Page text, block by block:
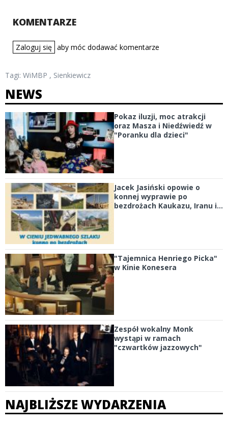
KOMENTARZE
Zaloguj się aby móc dodawać komentarze
Tagi: WiMBP , Sienkiewicz
NEWS
Pokaz iluzji, moc atrakcji
oraz Masza i Niedźwiedź w
"Poranku dla dzieci"
Jacek Jasiński opowie o
konnej wyprawie po
bezdrożach Kaukazu, Iranu i...
"Tajemnica Henriego Picka"
w Kinie Konesera
Zespół wokalny Monk
wystąpi w ramach
"czwartków jazzowych"
NAJBLIŻSZE WYDARZENIA